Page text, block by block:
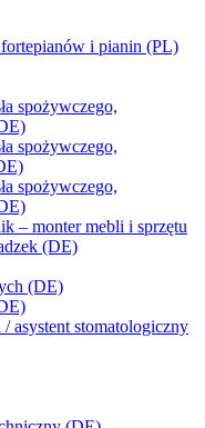
i pianin (PL)
spożywczego,
spożywczego,
spożywczego,
– monter mebli i sprzętu
(DE)
(DE)
asystent stomatologiczny